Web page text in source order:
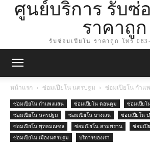
ศูนย์บริการ รับซ่
ราคาถูก
รับซ่อมเปียโน ราคาถูก โทร
หน้าแรก ซ่อมเปียโน นครปฐม ซ่อมเปียโน กำแ
ซ่อมเปียโน กำแพงแสน ซ่อมเปียโน ดอนตูม
ซ่อมเปียโ
ซ่อมเปียโน นครปฐม
ซ่อมเปียโน บางเลน
ซ่อมเปียโน
ซ่อมเปียโน พุทธมณฑล
ซ่อมเปียโน สามพราน
ซ่อมเปี
ซ่อมเปียโน เมืองนครปฐม
บริการของเรา